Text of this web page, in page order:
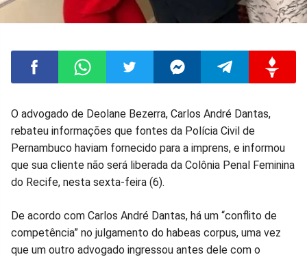
Compartilhar
no
Facebook
Compartilhar
no
Whatsapp
Compartilhar
no
Twitter
Compartilhar
no
Messenger
Compartilhar
no
no
O advogado de Deolane Bezerra, Carlos André Dantas,
rebateu informações que fontes da Polícia Civil de
Pernambuco haviam fornecido para a imprens, e informou
que sua cliente não será liberada da Colônia Penal Feminina
do Recife, nesta sexta-feira (6).
De acordo com Carlos André Dantas, há um “conflito de
competência” no julgamento do habeas corpus, uma vez
que um outro advogado ingressou antes dele com o